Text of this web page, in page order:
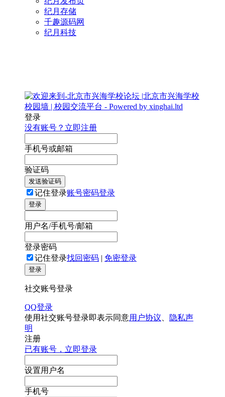
纪月存储
千趣源码网
纪月科技
登录
没有账号？立即注册
手机号或邮箱
验证码
发送验证码
记住登录账号密码登录
登录
用户名/手机号/邮箱
登录密码
记住登录找回密码 | 免密登录
登录
社交账号登录
QQ登录
使用社交账号登录即表示同意用户协议
隐私声
明
注册
已有账号，立即登录
设置用户名
手机号